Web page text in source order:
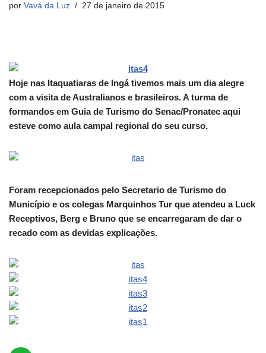
por Vavá da Luz 27 de janeiro de 2015
Hoje nas Itaquatiaras de Ingá tivemos mais um dia alegre
com a visita de Australianos e brasileiros. A turma de
formandos em Guia de Turismo do Senac/Pronatec aqui
esteve como aula campal regional do seu curso.
Foram recepcionados pelo Secretario de Turismo do
Município e os colegas Marquinhos Tur que atendeu a Luck
Receptivos, Berg e Bruno que se encarregaram de dar o
recado com as devidas explicações.